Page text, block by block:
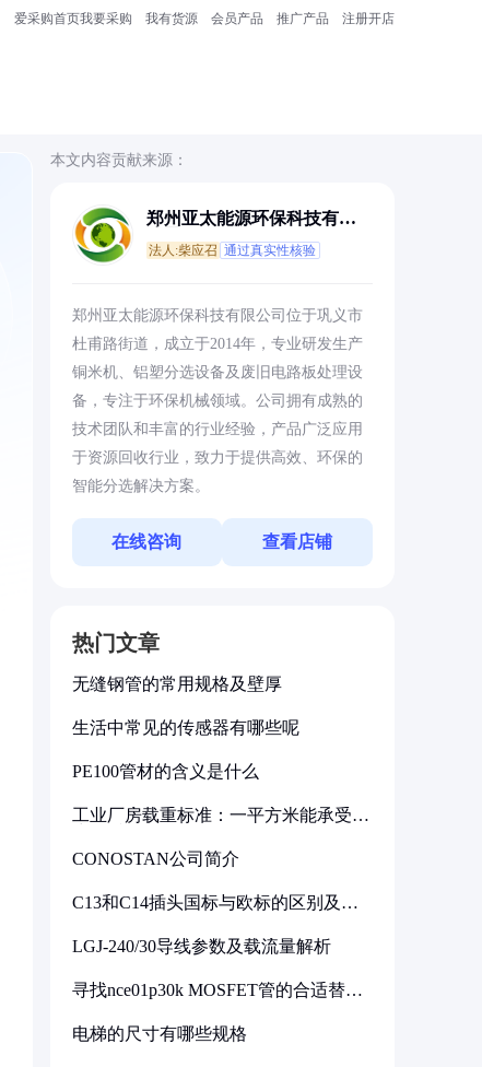
爱采购首页我要采购 我有货源 会员产品 推广产品 注册开店
本文内容贡献来源：
郑州亚太能源环保科技有限
法人:柴应召 通过真实性核验
郑州亚太能源环保科技有限公司位于巩义市
杜甫路街道，成立于2014年，专业研发生产
铜米机、铝塑分选设备及废旧电路板处理设
备，专注于环保机械领域。公司拥有成熟的
技术团队和丰富的行业经验，产品广泛应用
于资源回收行业，致力于提供高效、环保的
智能分选解决方案。
在线咨询 查看店铺
热门文章
无缝钢管的常用规格及壁厚
生活中常见的传感器有哪些呢
PE100管材的含义是什么
工业厂房载重标准：一平方米能承受多
CONOSTAN公司简介
C13和C14插头国标与欧标的区别及其
LGJ-240/30导线参数及载流量解析
寻找nce01p30k MOSFET管的合适替代
电梯的尺寸有哪些规格